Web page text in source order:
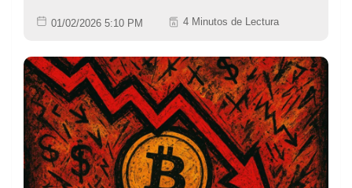
01/02/2026 5:10 PM 4 Minutos de Lectura